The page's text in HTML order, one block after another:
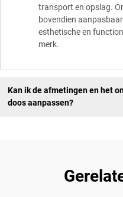
transport en opslag.
bovendien
esthetische en
merk.
Kan ik de afmetingen en het
doos aanpassen?